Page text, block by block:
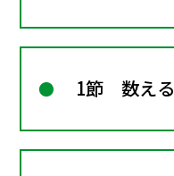
1節 数える